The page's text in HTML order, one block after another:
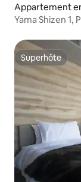
Appartement
Yama Shizen 1,
Superhôte
Superhôte